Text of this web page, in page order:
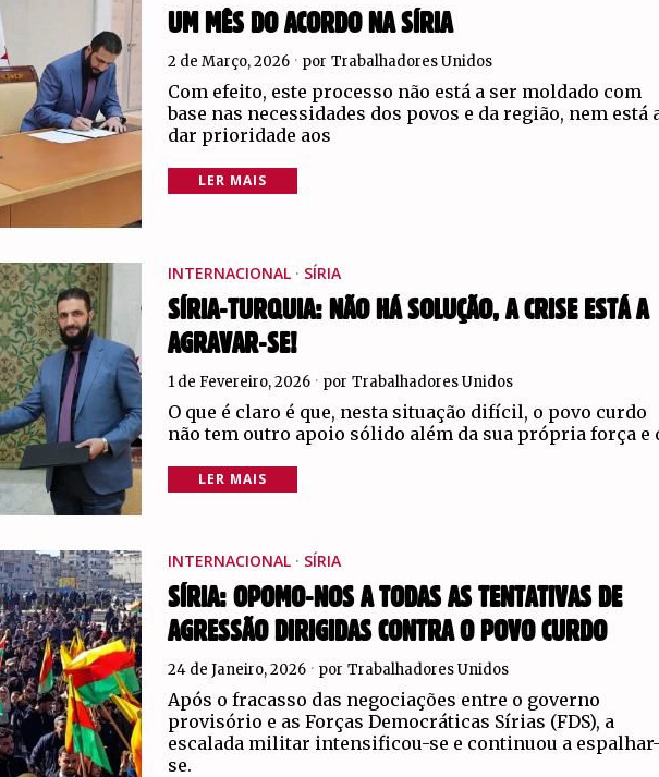
UM MÊS DO ACORDO NA SÍRIA
2 de Março, 2026 por Trabalhadores Unidos
Com efeito, este processo não está a ser moldado com
base nas necessidades dos povos e da região, nem está
dar prioridade aos
LER MAIS
INTERNACIONAL · SÍRIA
SÍRIA-TURQUIA: NÃO HÁ SOLUÇÃO, A CRISE ESTÁ A
AGRAVAR-SE!
1 de Fevereiro, 2026 por Trabalhadores Unidos
O que é claro é que, nesta situação difícil, o povo curdo
não tem outro apoio sólido além da sua própria força e
LER MAIS
INTERNACIONAL · SÍRIA
SÍRIA: OPOMO-NOS A TODAS AS TENTATIVAS DE
AGRESSÃO DIRIGIDAS CONTRA O POVO CURDO
24 de Janeiro, 2026 por Trabalhadores Unidos
Após o fracasso das negociações entre o governo
provisório e as Forças Democráticas Sírias (FDS), a
escalada militar intensificou-se e continuou a
se.